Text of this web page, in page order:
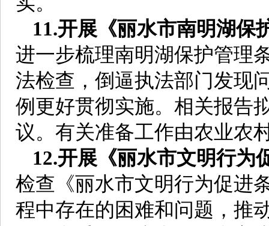
11.开展《丽水市南明湖保
进一步梳理南明湖保护管理
法检查，倒逼执法部门发现
例更好贯彻实施。相关报告
议。有关准备工作由农业农
12.开展《丽水市文明行为
检查《丽水市文明行为促进
程中存在的困难和问题，推